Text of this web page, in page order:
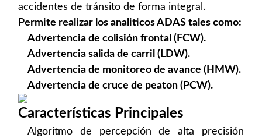
accidentes de tránsito de forma integral.
Permite realizar los analiticos ADAS tales como:
Advertencia de colisión frontal (FCW).
Advertencia salida de carril (LDW).
Advertencia de monitoreo de avance (HMW).
Advertencia de cruce de peaton (PCW).
Características Principales
Algoritmo de percepción de alta precisión